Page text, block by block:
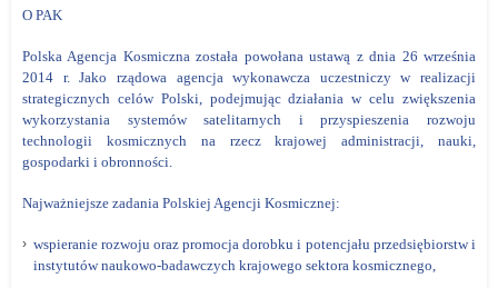
O PAK
Polska Agencja Kosmiczna została powołana ustawą z dnia 26 września
2014 r. Jako rządowa agencja wykonawcza uczestniczy w realizacji
strategicznych celów Polski, podejmując działania w celu zwiększenia
wykorzystania systemów satelitarnych i przyspieszenia rozwoju
technologii kosmicznych na rzecz krajowej administracji, nauki,
gospodarki i obronności.
Najważniejsze zadania Polskiej Agencji Kosmicznej:
wspieranie rozwoju oraz promocja dorobku i potencjału przedsiębiorstw i
instytutów naukowo-badawczych krajowego sektora kosmicznego,